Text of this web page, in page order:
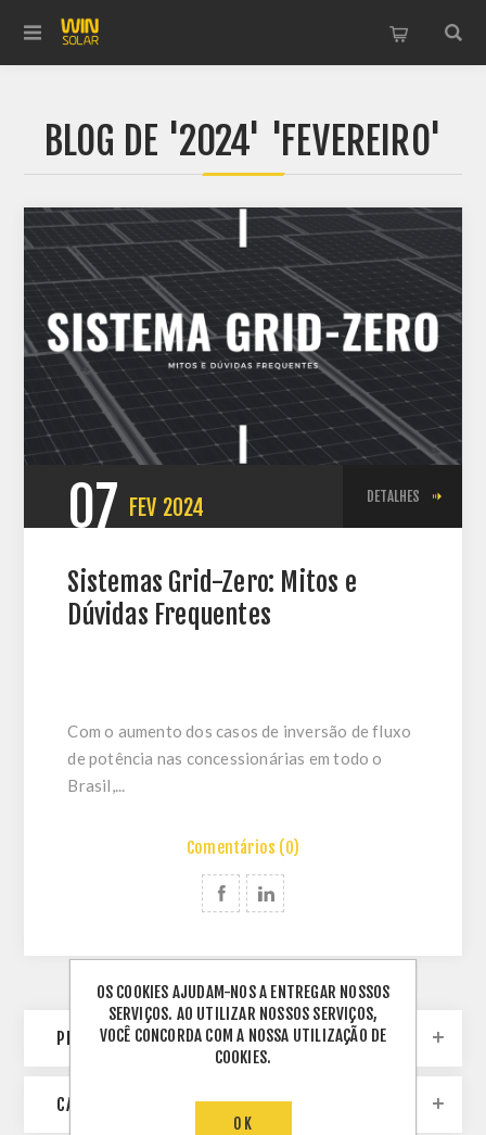
BLOG DE '2024' 'FEVEREIRO'
07 FEV 2024 DETALHES
Sistemas Grid-Zero: Mitos e
Dúvidas Frequentes
Com o aumento dos casos de inversão de fluxo
de potência nas concessionárias em todo o
Brasil,...
Comentários (0)
PESQUISA DE BLOG
CATEGORIES
OS COOKIES AJUDAM-NOS A ENTREGAR NOSSOS
SERVIÇOS. AO UTILIZAR NOSSOS SERVIÇOS,
VOCÊ CONCORDA COM A NOSSA UTILIZAÇÃO DE
COOKIES.
OK